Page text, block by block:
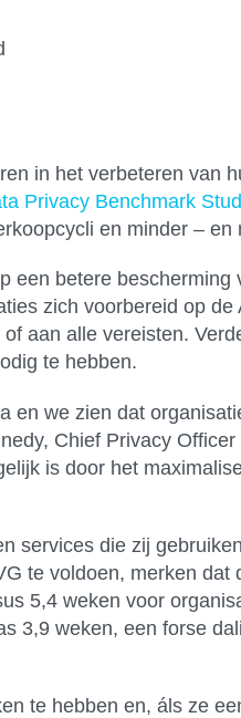
in het verbeteren van
Privacy Benchmark
en minder –
betere
zich voorbereid op
aan alle vereisten.
te hebben.
en we zien dat
Chief Privacy
is door het
services die zij
te voldoen, merken
5,4 weken voor
3,9 weken, een forse
te hebben en, áls ze